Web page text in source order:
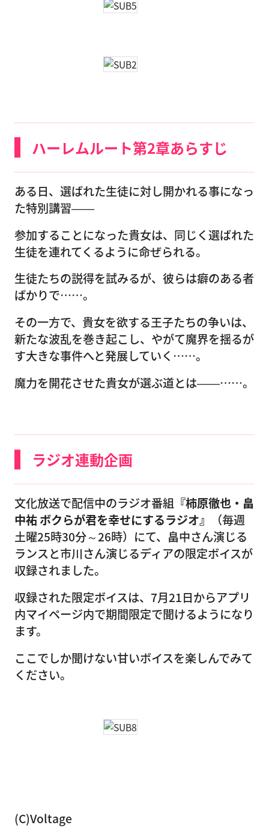
ハーレムルート第2章あらすじ
ある日、選ばれた生徒に対し開かれる事になっ
た特別講習――
参加することになった貴女は、同じく選ばれた
生徒を連れてくるように命ぜられる。
生徒たちの説得を試みるが、彼らは癖のある者
ばかりで……。
その一方で、貴女を欲する王子たちの争いは、
新たな波乱を巻き起こし、やがて魔界を揺るが
す大きな事件へと発展していく……。
魔力を開花させた貴女が選ぶ道とは――……。
ラジオ連動企画
文化放送で配信中のラジオ番組 『柿原徹也・畠
中祐 ボクらが君を幸せにするラジオ』
（毎週
土曜25時30分～26時）にて、畠中さん演じる
ランスと市川さん演じるディアの限定ボイスが
収録されました。
収録された限定ボイスは、7月21日からアプリ
内マイページ内で期間限定で聞けるようになり
ます。
ここでしか聞けない甘いボイスを楽しんでみて
ください。
(C)Voltage